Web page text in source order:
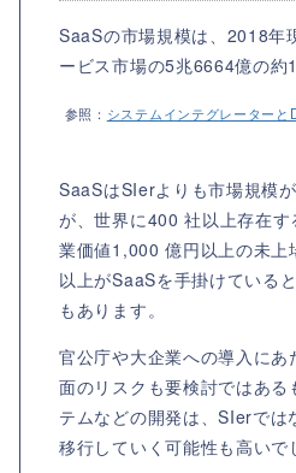
SaaSの市場規模は、2018年
ービス市場の5兆6664億の約
参照： システムインテグレーター
SaaSはSIerよりも市場規模
が、世界に400 社以上存在
業価値1,000 億円以上の未上
以上がSaaSを手掛けている
もあります。
官公庁や大企業への導入にあ
面のリスクも要検討ではある
テムなどの開発は、SIerでは
移行していく可能性も高いで